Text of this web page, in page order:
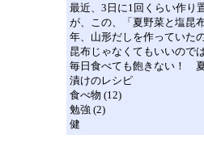
最近、3日に1回くらい作り
が、この、「夏野菜と塩昆
年、山形だしを作っていた
昆布じゃなくてもいいので
毎日食べても飽きない！
漬けのレシピ
食べ物 (12)
勉強 (2)
健